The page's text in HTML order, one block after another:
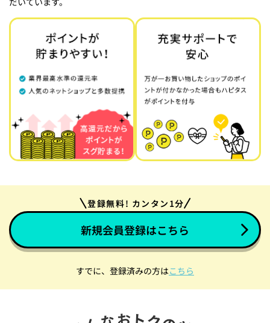
登録無料! カンタン1分
新規会員登録はこちら
すでに、登録済みの方はこちら